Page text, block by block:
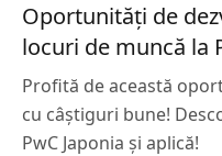
Oportunități de
locuri de muncă la
Profită de această
cu câștiguri bune!
PwC Japonia și aplică!